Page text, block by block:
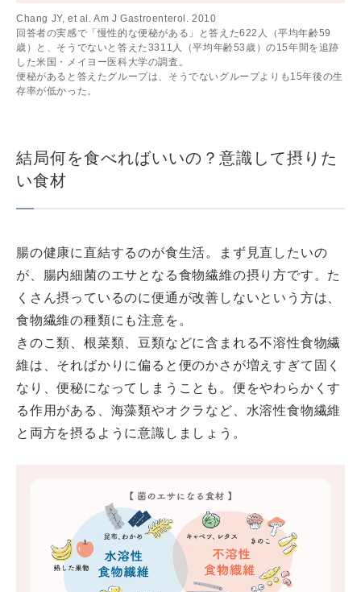
Chang JY, et al. Am J Gastroenterol. 2010
回答者の実感で「慢性的な便秘がある」と答えた622人（平均年齢59
歳）と、そうでないと答えた3311人（平均年齢53歳）の15年間を追跡
した米国・メイヨー医科大学の調査。
便秘があると答えたグループは、そうでないグループよりも15年後の生
存率が低かった。
結局何を食べればいいの？意識して摂りた
い食材
腸の健康に直結するのが食生活。まず見直したいの
が、腸内細菌のエサとなる食物繊維の摂り方です。た
くさん摂っているのに便通が改善しないという方は、
食物繊維の種類にも注意を。
きのこ類、根菜類、豆類などに含まれる不溶性食物繊
維は、そればかりに偏ると便のかさが増えすぎて固く
なり、便秘になってしまうことも。便をやわらかくす
る作用がある、海藻類やオクラなど、水溶性食物繊維
と両方を摂るように意識しましょう。